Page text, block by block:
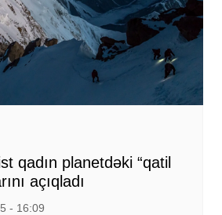
qadın planetdəki “qatil
açıqladı
- 16:09